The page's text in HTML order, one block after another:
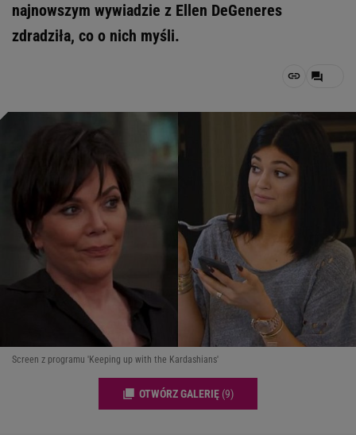
najnowszym wywiadzie z Ellen DeGeneres
zdradziła, co o nich myśli.
Screen z programu 'Keeping up with the Kardashians'
OTWÓRZ GALERIĘ (9)